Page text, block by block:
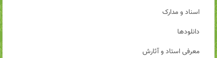
اسناد و مدارک
دانلودها
معرفی استاد و آثارش